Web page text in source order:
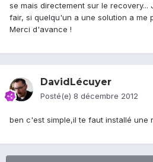
se mais directement sur le recovery...
fair, si quelqu'un a une solution a me
Merci d'avance !
DavidLécuyer
Posté(e) 8 décembre 2012
ben c'est simple,il te faut installé une